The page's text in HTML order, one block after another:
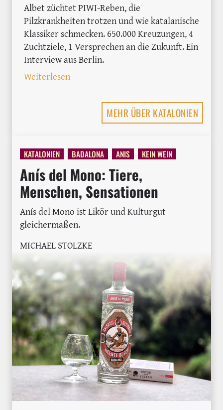
Albet züchtet PIWI-Reben, die
Pilzkrankheiten trotzen und wie katalanische
Klassiker schmecken. 650.000 Kreuzungen, 4
Zuchtziele, 1 Versprechen an die Zukunft. Ein
Interview aus Berlin.
Weiterlesen: PIWIs in Spanien: Wie Josep Maria
MEHR ÜBER KATALONIEN
KATALONIEN BADALONA ANIS KEIN WEIN
Anís del Mono: Tiere,
Menschen, Sensationen
Anís del Mono ist Likör und Kulturgut
gleichermaßen.
MICHAEL STOLZKE